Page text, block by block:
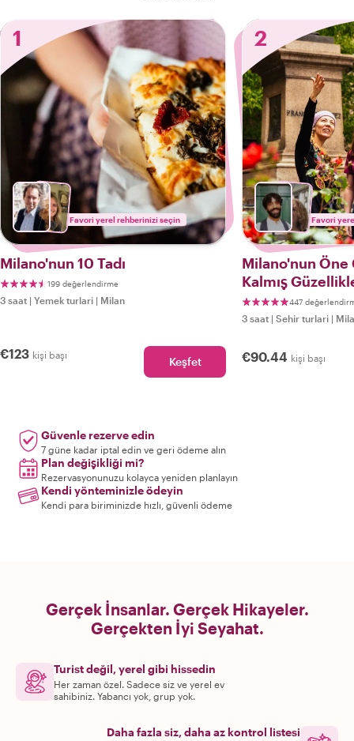
1
Favori yerel rehberinizi seçin
Milano'nun 10 Tadı
199 değerlendirme
3 saat | Yemek turlari | Milan
€123 kişi başı Keşfet
2
Favori
Milano'nun Öne
Kalmış
447
3 saat | Sehir turlari |
€90.44 kişi başı
Güvenle rezerve edin
7 güne kadar iptal edin ve geri ödeme alın
Plan değişikliği mi?
Rezervasyonunuzu kolayca yeniden planlayın
Kendi yönteminizle ödeyin
Kendi para biriminizde hızlı, güvenli ödeme
Gerçek İnsanlar. Gerçek Hikayeler.
Gerçekten İyi Seyahat.
Turist değil, yerel gibi hissedin
Her zaman özel. Sadece siz ve yerel ev
sahibiniz. Yabancı yok, grup yok.
Daha fazla siz, daha az kontrol listesi